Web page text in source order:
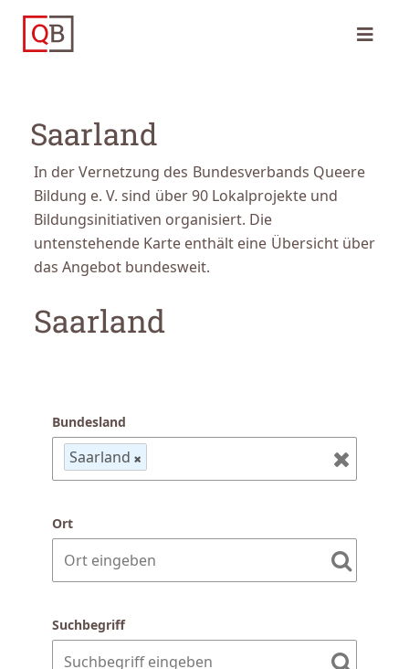
Saarland
In der Vernetzung des Bundesverbands Queere
Bildung e. V. sind über 90 Lokalprojekte und
Bildungsinitiativen organisiert. Die
untenstehende Karte enthält eine Übersicht über
das Angebot bundesweit.
Saarland
Bundesland
Saarland
Ort
Suchbegriff